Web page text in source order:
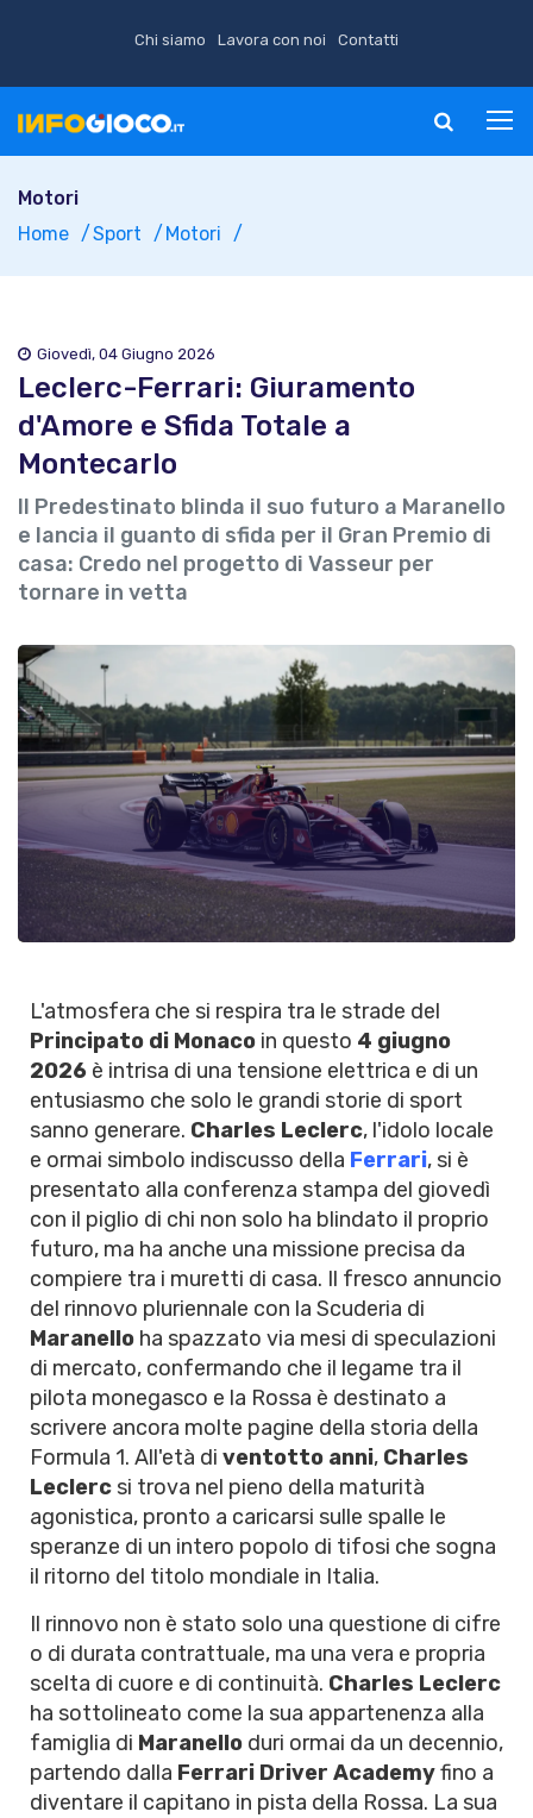
Chi siamo Lavora con noi Contatti
Motori
Home
Sport Motori
Giovedì, 04 Giugno 2026
Leclerc-Ferrari: Giuramento
d'Amore e Sfida Totale a
Montecarlo
Il Predestinato blinda il suo futuro a Maranello
e lancia il guanto di sfida per il Gran Premio di
casa: Credo nel progetto di Vasseur per
tornare in vetta
L'atmosfera che si respira tra le strade del
Principato di Monaco in questo 4 giugno
2026 è intrisa di una tensione elettrica e di un
entusiasmo che solo le grandi storie di sport
sanno generare. Charles Leclerc, l'idolo locale
e ormai simbolo indiscusso della Ferrari, si è
presentato alla conferenza stampa del giovedì
con il piglio di chi non solo ha blindato il proprio
futuro, ma ha anche una missione precisa da
compiere tra i muretti di casa. Il fresco annuncio
del rinnovo pluriennale con la Scuderia di
Maranello ha spazzato via mesi di speculazioni
di mercato, confermando che il legame tra il
pilota monegasco e la Rossa è destinato a
scrivere ancora molte pagine della storia della
Formula 1. All'età di ventotto anni, Charles
Leclerc si trova nel pieno della maturità
agonistica, pronto a caricarsi sulle spalle le
speranze di un intero popolo di tifosi che sogna
il ritorno del titolo mondiale in Italia.
Il rinnovo non è stato solo una questione di cifre
o di durata contrattuale, ma una vera e propria
scelta di cuore e di continuità. Charles Leclerc
ha sottolineato come la sua appartenenza alla
famiglia di Maranello duri ormai da un decennio,
partendo dalla Ferrari Driver Academyfino a
diventare il capitano in pista della Rossa. La sua